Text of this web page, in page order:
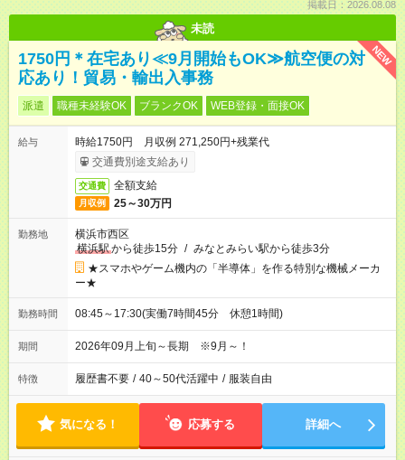
掲載日：2026.08.08
未読
NEW
1750円＊在宅あり≪9月開始もOK≫航空便の対
応あり！貿易・輸出入事務
派遣 職種未経験OK ブランクOK WEB登録・面接OK
給与
時給1750円 月収例 271,250円+残業代
交通費別途支給あり
交通費 全額支給
月収例 25～30万円
勤務地
横浜市西区
横浜駅から徒歩15分 / みなとみらい駅から徒歩3分
★スマホやゲーム機内の「半導体」を作る特別な機械メーカ
ー★
勤務時間 08:45～17:30(実働7時間45分 休憩1時間)
期間 2026年09月上旬～長期 ※9月～！
特徴 履歴書不要 / 40～50代活躍中 / 服装自由
気になる！ 応募する 詳細へ